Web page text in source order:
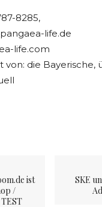
8285,
life.de
life.com
von: die
ist
/
SKE